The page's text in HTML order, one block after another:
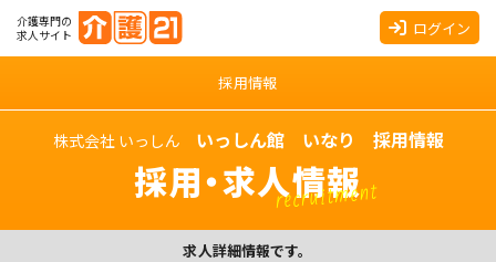
介護専門の
求人サイト
ログイン
採用情報
株式会社 いっしん いっしん館 いなり 採用情報
採用・求人情報
recruitment
求人詳細情報です。